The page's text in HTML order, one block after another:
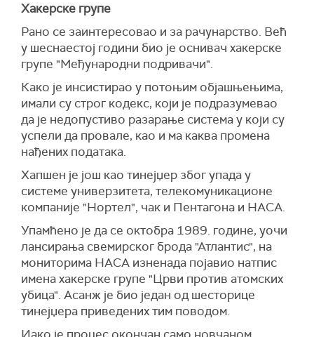
Хакерске групе
Рано се заинтересовао и за рачунарство. Већ
у шеснаестој години био је оснивач хакерске
групе "Међународни подривачи".
Како је инсистирао у потоњим објашњењима,
имали су строг кодекс, који је подразумевао
да је недопустиво разарање система у који су
успели да провале, као и ма каква промена
нађених података.
Хапшен је још као тинејџер због упада у
системе универзитета, телекомуникационе
компаније "Нортел", чак и Пентагона и НАСА.
Упамћено је да се октобра 1989. године, уочи
лансирања свемирског брода "Атлантис", на
мониторима НАСА изненада појавио натпис
имена хакерске групе "Црви против атомских
убица". Асанж је био један од шесторице
тинејџера приведених тим поводом.